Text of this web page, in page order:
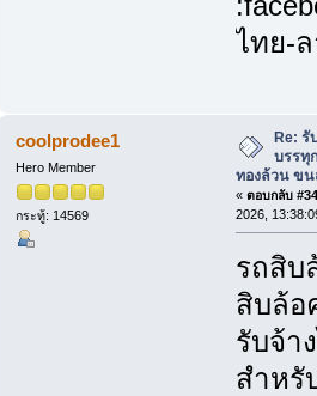
ไทย-ล
coolprodee1
Hero Member
กระทู้: 14569
Re: รั
บรรทุ
ทองล้วน ขน
« ตอบกลับ
2026,
รถสิบ
สิบล้อ
รับจ้า
สำหรั